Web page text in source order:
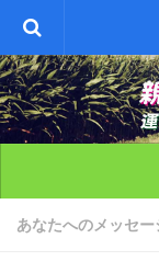
ホーム
サイトトップ
気づきのメッセー
よくある質問
ホーム
あなたへのメッセー